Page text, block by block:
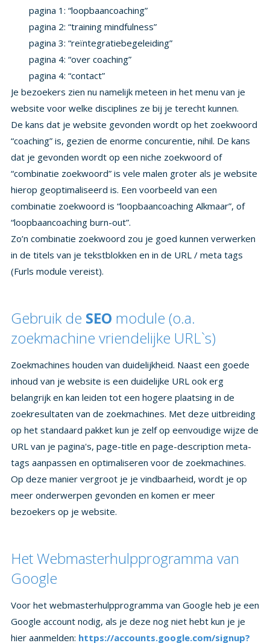
pagina 1: “loopbaancoaching”
pagina 2: “training mindfulness”
pagina 3: “reïntegratiebegeleiding”
pagina 4: “over coaching”
pagina 4: “contact”
Je bezoekers zien nu namelijk meteen in het menu van je
website voor welke disciplines ze bij je terecht kunnen.
De kans dat je website gevonden wordt op het zoekwoord
“coaching” is, gezien de enorme concurentie, nihil. De kans
dat je gevonden wordt op een niche zoekwoord of
“combinatie zoekwoord” is vele malen groter als je website
hierop geoptimaliseerd is. Een voorbeeld van een
combinatie zoekwoord is “loopbaancoaching Alkmaar”, of
“loopbaancoaching burn-out”.
Zo’n combinatie zoekwoord zou je goed kunnen verwerken
in de titels van je tekstblokken en in de URL / meta tags
(Furls module vereist).
Gebruik de SEO module (o.a.
zoekmachine vriendelijke URL`s)
Zoekmachines houden van duidelijkheid. Naast een goede
inhoud van je website is een duidelijke URL ook erg
belangrijk en kan leiden tot een hogere plaatsing in de
zoekresultaten van de zoekmachines. Met deze uitbreiding
op het standaard pakket kun je zelf op eenvoudige wijze de
URL van je pagina's, page-title en page-description meta-
tags aanpassen en optimaliseren voor de zoekmachines.
Op deze manier vergroot je je vindbaarheid, wordt je op
meer onderwerpen gevonden en komen er meer
bezoekers op je website.
Het Webmasterhulpprogramma van
Google
Voor het webmasterhulpprogramma van Google heb je een
Google account nodig, als je deze nog niet hebt kun je je
hier aanmelden: https://accounts.google.com/signup?